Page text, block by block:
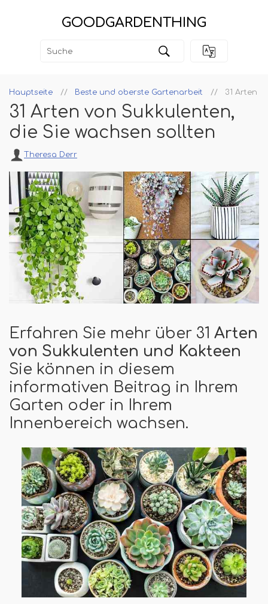
GOODGARDENTHING
Hauptseite Beste und oberste Gartenarbeit 31 Arten
31 Arten von Sukkulenten,
die Sie wachsen sollten
Theresa Derr
Erfahren Sie mehr über 31 Arten
von Sukkulenten und Kakteen
Sie können in diesem
informativen Beitrag in Ihrem
Garten oder in Ihrem
Innenbereich wachsen.